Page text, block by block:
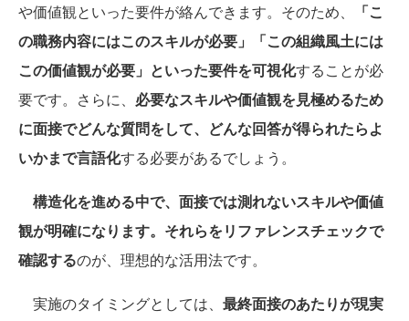
や価値観といった要件が絡んできます。そのため、
「こ
の職務内容にはこのスキルが必要」「この組織風土には
この価値観が必要」といった要件を可視化することが必
要です。さらに、 必要なスキルや価値観を見極めるため
に面接でどんな質問をして、どんな回答が得られたらよ
いかまで言語化する必要があるでしょう。
構造化を進める中で、面接では測れないスキルや価値
観が明確になります。それらをリファレンスチェックで
確認するのが、理想的な活用法です。
実施のタイミングとしては、 最終面接のあたりが現実